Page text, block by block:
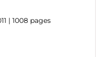
| 1008 pages